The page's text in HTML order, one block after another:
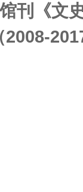
刊《文
2008-